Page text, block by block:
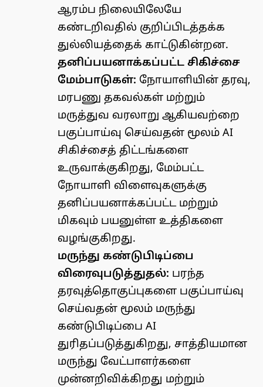
ஆரம்ப நிலையிலேயே
கண்டறிவதில் குறிப்பிடத்தக்க
துல்லியத்தைக் காட்டுகின்றன.
தனிப்பயனாக்கப்பட்ட சிகிச்சை
மேம்பாடுகள்: நோயாளியின் தரவு,
மரபணு தகவல்கள் மற்றும்
மருத்துவ வரலாறு ஆகியவற்றை
பகுப்பாய்வு செய்வதன் மூலம் AI
சிகிச்சைத் திட்டங்களை
உருவாக்குகிறது, மேம்பட்ட
நோயாளி விளைவுகளுக்கு
தனிப்பயனாக்கப்பட்ட மற்றும்
மிகவும் பயனுள்ள உத்திகளை
வழங்குகிறது.
மருந்து கண்டுபிடிப்பை
விரைவுபடுத்துதல்: பரந்த
தரவுத்தொகுப்புகளை பகுப்பாய்வு
செய்வதன் மூலம் மருந்து
கண்டுபிடிப்பை AI
துரிதப்படுத்துகிறது, சாத்தியமான
மருந்து வேட்பாளர்களை
முன்னறிவிக்கிறது மற்றும்